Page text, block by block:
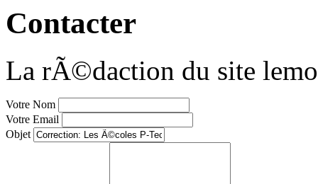
Contacter
La rÃ©daction du site
Votre Nom
Votre Email
Objet